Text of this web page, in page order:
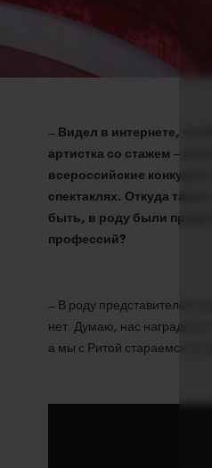
– Видел в интернете, что
артистка со стажем –
всероссийские конкурсы
спектаклях. Откуда такие
быть, в роду были
профессий?
– В роду представителей
нет. Думаю, нас наградила
а мы с Ритой стараемся его